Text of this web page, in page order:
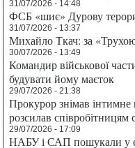
31/07/2026 - 14:48
ФСБ «шиє» Дурову
31/07/2026 - 13:37
Михайло Ткач: за
30/07/2026 - 13:49
Командир військової
будувати йому маєток
29/07/2026 - 21:38
Прокурор знімав інтимне
розсилав співробітницям
29/07/2026 - 17:09
НАБУ і САП пошукали у